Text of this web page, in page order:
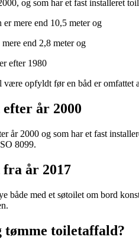
og som har et fast installeret
mere end 10,5 meter og
end 2,8 meter og
efter 1980
opfyldt før en båd er omfattet
efter år 2000
år 2000 og som har et fast
8099.
fra år 2017
både med et søtoilet om bord
tømme toiletaffald?